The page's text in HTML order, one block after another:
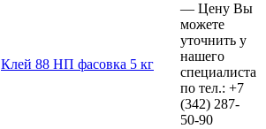
Клей 88 НП фасовка 5 кг
— Цену Вы
можете
уточнить у
нашего
специалиста
по тел.: +7
(342) 287-
50-90